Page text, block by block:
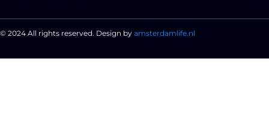
© 2024 All rights reserved. Design by amsterdamlife.nl